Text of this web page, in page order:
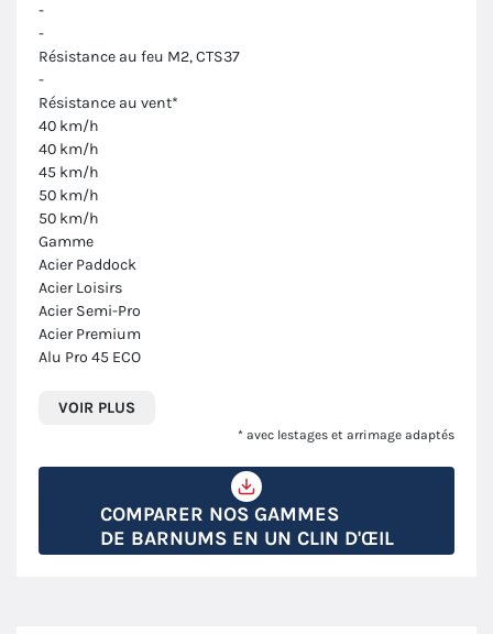
-
-
Résistance au feu M2, CTS37
-
Résistance au vent*
40 km/h
40 km/h
45 km/h
50 km/h
50 km/h
Gamme
Acier Paddock
Acier Loisirs
Acier Semi-Pro
Acier Premium
Alu Pro 45 ECO
VOIR PLUS
* avec lestages et arrimage adaptés
COMPARER NOS GAMMES
DE BARNUMS EN UN CLIN D'ŒIL